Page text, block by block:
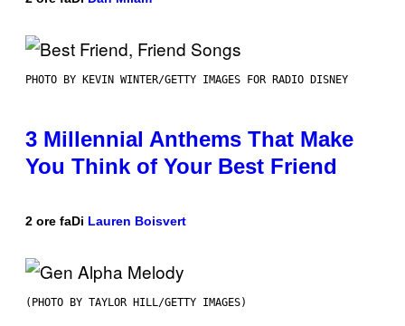
PHOTO BY KEVIN WINTER/GETTY IMAGES FOR RADIO DISNEY
3 Millennial Anthems That Make
You Think of Your Best Friend
2 ore faDi Lauren Boisvert
(PHOTO BY TAYLOR HILL/GETTY IMAGES)